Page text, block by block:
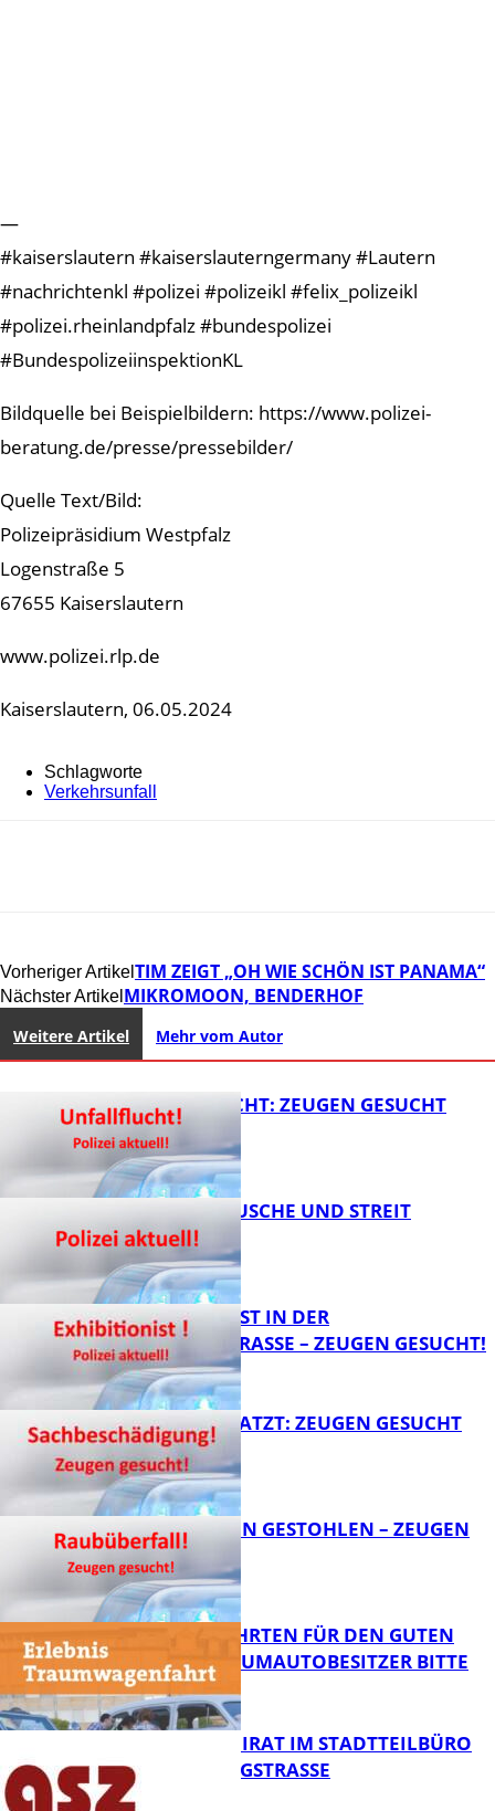
—
#kaiserslautern #kaiserslauterngermany #Lautern
#nachrichtenkl #polizei #polizeikl #felix_polizeikl
#polizei.rheinlandpfalz #bundespolizei
#BundespolizeiinspektionKL
Bildquelle bei Beispielbildern: https://www.polizei-
beratung.de/presse/pressebilder/
Quelle Text/Bild:
Polizeipräsidium Westpfalz
Logenstraße 5
67655 Kaiserslautern
www.polizei.rlp.de
Kaiserslautern, 06.05.2024
Schlagworte
Verkehrsunfall
Vorheriger Artikel TIM ZEIGT „OH WIE SCHÖN IST PANAMA“
Nächster Artikel MIKROMOON, BENDERHOF
Weitere Artikel Mehr vom Autor
UNFALLFLUCHT: ZEUGEN GESUCHT
KNALLGERÄUSCHE UND STREIT
EXHIBITIONIST IN DER
VELMANNSTRASSE – ZEUGEN GESUCHT!
AUTO ZERKRATZT: ZEUGEN GESUCHT
FB News
TEURE KETTEN GESTOHLEN – ZEUGEN
GESUCHT!
FB News
SPENDENFAHRTEN FÜR DEN GUTEN
ZWECK – TRAUMAUTOBESITZER BITTE
MELDEN!
SENIORENBEIRAT IM STADTTEILBÜRO
IN DER KÖNIGSTRASSE